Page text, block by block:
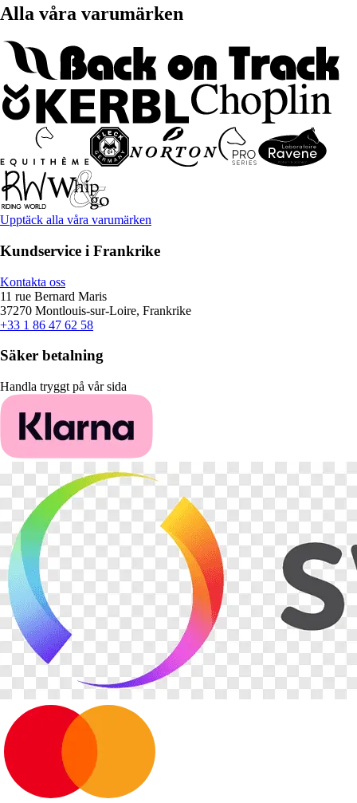
Alla våra varumärken
Upptäck alla våra varumärken
Kundservice i Frankrike
Kontakta oss
11 rue Bernard Maris
37270 Montlouis-sur-Loire, Frankrike
+33 1 86 47 62 58
Säker betalning
Handla tryggt på vår sida